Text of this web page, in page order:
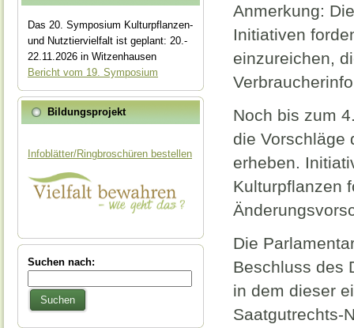
Das 20. Symposium Kulturpflanzen-
und Nutztiervielfalt ist geplant: 20.-
22.11.2026 in Witzenhausen
Bericht vom 19. Symposium
Bildungsprojekt
Infoblätter/Ringbroschüren bestellen
Suchen nach:
Suchen
Anmerkung:
Initiativen
einzureichen,
Noch bis zum
die Vorschläge
erheben.
Kulturpflanzen
Die
Beschluss des
in dem dieser
Saatgutrechts-